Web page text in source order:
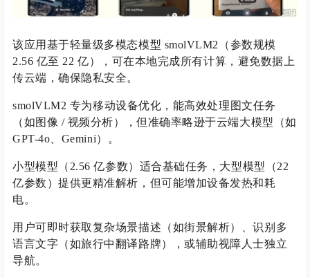
该应用基于轻量级多模态模型 smolVLM2（参数规模
2.56 亿至 22 亿），可在本地完成所有计算，避免数据上
传云端，确保隐私安全。
smolVLM2 专为移动设备优化，能高效处理图文任务
（如图像 / 视频分析），但准确率略逊于云端大模型（如
GPT-4o、Gemini）。
小型模型（2.56 亿参数）适合基础任务，大型模型（22
亿参数）提供更精准解析，但可能增加设备发热和耗
电。
用户可即时获取复杂场景描述（如街景解析）、识别多
语言文字（如旅行中翻译路牌），或辅助视障人士独立
导航。